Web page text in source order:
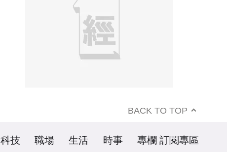
BACK TO TOP
科技 職場 生活 時事 專欄 訂閱專區